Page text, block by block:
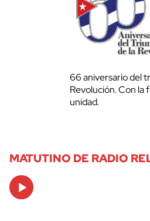
66 aniversario del
Revolución. Con la
unidad.
MATUTINO DE RADIO
Audio
Player